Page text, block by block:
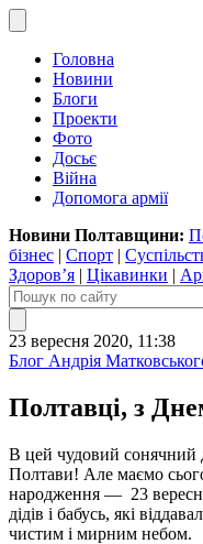
Головна
Новини
Блоги
Проекти
Фото
Досьє
Війна
Допомога армії
Новини Полтавщини:
бізнес | Спорт |
Здоров’я | Цікавинки |
23 вересня 2020, 11:38
Блог Андрія
Полтавці, з
В цей чудовий сонячний
Полтави! Але маємо
народження — 23
дідів і бабусь, які
чистим і мирним небом.